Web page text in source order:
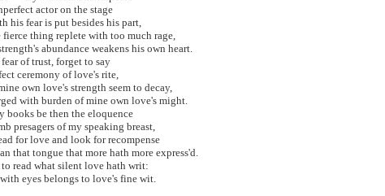
actor on the stage
his fear is put besides his part,
fierce thing replete with too much rage,
abundance weakens his own heart.
of trust, forget to say
ceremony of love's rite,
own love's strength seem to decay,
with burden of mine own love's might.
books be then the eloquence
presagers of my speaking breast,
for love and look for recompense
that tongue that more hath more express'd.
to read what silent love hath writ:
eyes belongs to love's fine wit.